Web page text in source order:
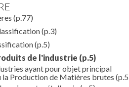
(p.77)
(p.3)
(p.5)
de l'industrie (p.5)
ayant pour objet principal
Production de Matières brutes